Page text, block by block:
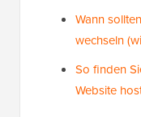
Wann
wechseln
So finden
Website